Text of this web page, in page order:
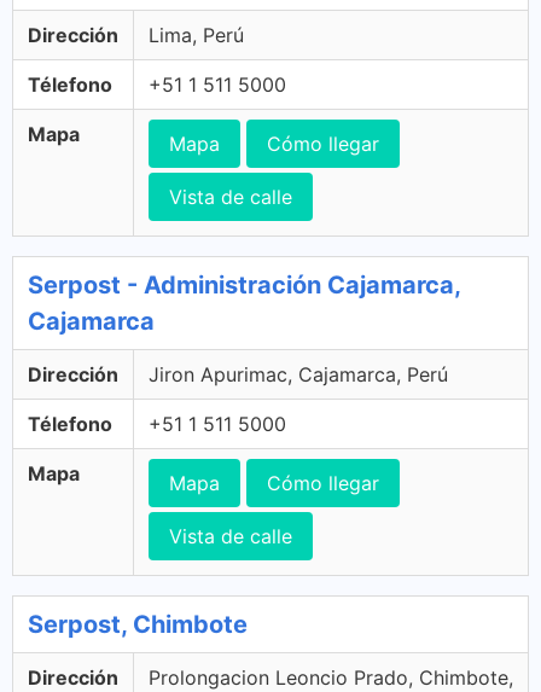
Dirección Lima, Perú
Télefono +51 1 511 5000
Mapa Mapa Cómo llegar
Vista de calle
Serpost - Administración Cajamarca,
Cajamarca
Dirección Jiron Apurimac, Cajamarca, Perú
Télefono +51 1 511 5000
Mapa Mapa Cómo llegar
Vista de calle
Serpost, Chimbote
Dirección
Prolongacion Leoncio Prado, Chimbote,